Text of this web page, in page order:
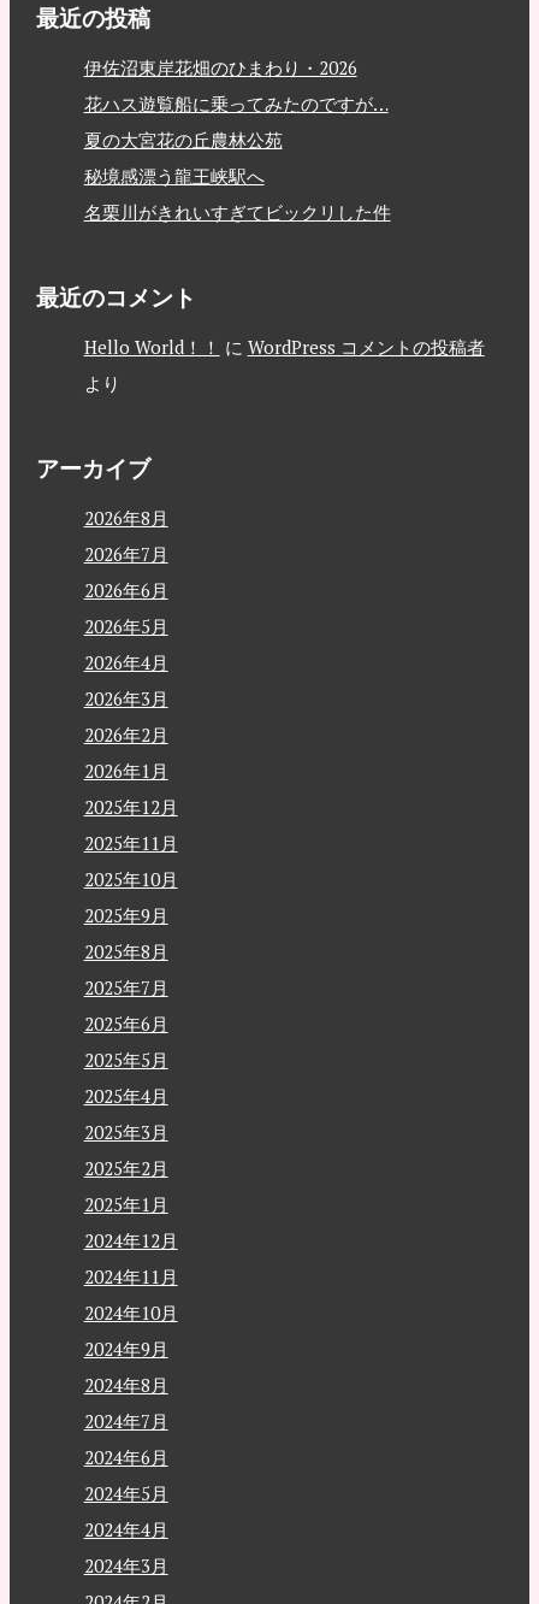
最近の投稿
伊佐沼東岸花畑のひまわり・2026
花ハス遊覧船に乗ってみたのですが…
夏の大宮花の丘農林公苑
秘境感漂う龍王峡駅へ
名栗川がきれいすぎてビックリした件
最近のコメント
Hello World！！ に WordPress コメントの投稿者
より
アーカイブ
2026年8月
2026年7月
2026年6月
2026年5月
2026年4月
2026年3月
2026年2月
2026年1月
2025年12月
2025年11月
2025年10月
2025年9月
2025年8月
2025年7月
2025年6月
2025年5月
2025年4月
2025年3月
2025年2月
2025年1月
2024年12月
2024年11月
2024年10月
2024年9月
2024年8月
2024年7月
2024年6月
2024年5月
2024年4月
2024年3月